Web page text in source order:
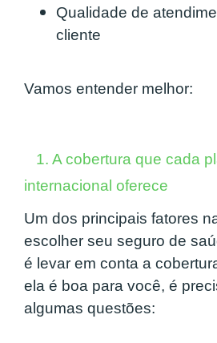
Qualidade de
cliente
Vamos entender melhor:
1. A cobertura que cada
internacional oferece
Um dos principais fatores
escolher seu seguro de
é levar em conta a
ela é boa para você, é
algumas questões: